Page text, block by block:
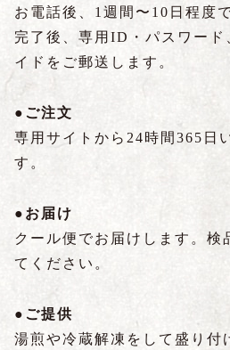
お電話後、1週間〜10日程度
完了後、専用ID・パスワー
イドをご郵送します。
●ご注文
専用サイトから24時間365日
す。
●お届け
クール便でお届けします。検
てください。
●ご提供
湯煎や冷蔵解凍をして盛り付